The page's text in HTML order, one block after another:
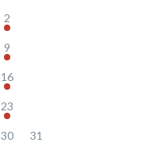
2
9
16
23
30 31